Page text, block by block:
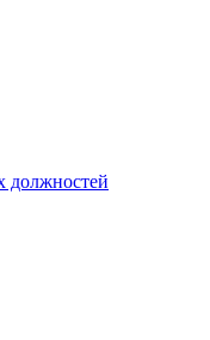
должностей